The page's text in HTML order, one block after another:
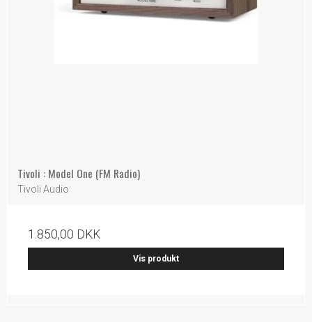
Tivoli : Model One (FM Radio)
Tivoli Audio
1.850,00 DKK
Vis produkt